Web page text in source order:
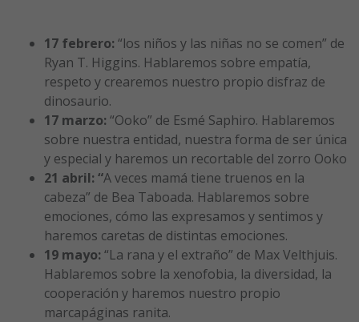
17 febrero: “los niños y las niñas no se comen” de
Ryan T. Higgins. Hablaremos sobre empatía,
respeto y crearemos nuestro propio disfraz de
dinosaurio.
17 marzo: “Ooko” de Esmé Saphiro. Hablaremos
sobre nuestra entidad, nuestra forma de ser única
y especial y haremos un recortable del zorro Ooko
21 abril: “A veces mamá tiene truenos en la
cabeza” de Bea Taboada. Hablaremos sobre
emociones, cómo las expresamos y sentimos y
haremos caretas de distintas emociones.
19 mayo: “La rana y el extraño” de Max Velthjuis.
Hablaremos sobre la xenofobia, la diversidad, la
cooperación y haremos nuestro propio
marcapáginas ranita.